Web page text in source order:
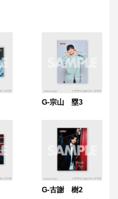
G-宗山 塁3
G-古謝 樹2